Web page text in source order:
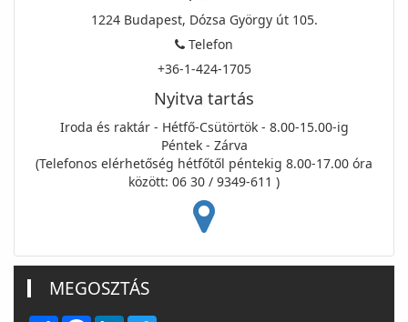
1224 Budapest, Dózsa György út 105.
Telefon
+36-1-424-1705
Nyitva tartás
Iroda és raktár - Hétfő-Csütörtök - 8.00-15.00-ig
Péntek - Zárva
(Telefonos elérhetőség hétfőtől péntekig 8.00-17.00 óra
között: 06 30 / 9349-611 )
MEGOSZTÁS